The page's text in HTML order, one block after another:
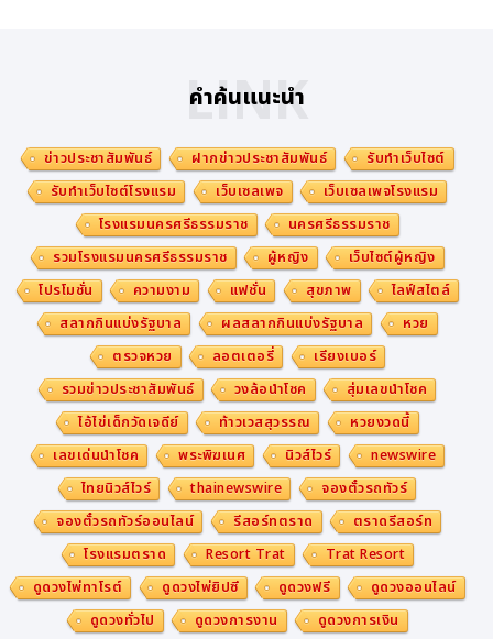
คำค้นแนะนำ
LINK
ข่าวประชาสัมพันธ์ ฝากข่าวประชาสัมพันธ์
รับทำเว็บไซต์
รับทำเว็บไซต์โรงแรม
เว็บเซลเพจ
เว็บเซลเพจโรงแรม
โรงแรมนครศรีธรรมราช
นครศรีธรรมราช
รวมโรงแรมนครศรีธรรมราช
ผู้หญิง
เว็บไซต์ผู้หญิง
โปรโมชั่น
ความงาม แฟชั่น สุขภาพ
ไลฟ์สไตล์
สลากกินแบ่งรัฐบาล
ผลสลากกินแบ่งรัฐบาล
หวย
ตรวจหวย
ลอตเตอรี่
เรียงเบอร์
รวมข่าวประชาสัมพันธ์
วงล้อนำโชค
สุ่มเลขนำโชค
ไอ้ไข่เด็กวัดเจดีย์
ท้าวเวสสุวรรณ
หวยงวดนี้
เลขเด่นนำโชค
พระพิฆเนศ นิวส์ไวร์
newswire
ไทยนิวส์ไวร์
thainewswire
จองตั๋วรถทัวร์
จองตั๋วรถทัวร์ออนไลน์
รีสอร์ทตราด
ตราดรีสอร์ท
โรงแรมตราด
Resort Trat
Trat Resort
ดูดวงไพ่ทาโรต์
ดูดวงไพ่ยิปซี ดูดวงฟรี
ดูดวงออนไลน์
ดูดวงทั่วไป
ดูดวงการงาน
ดูดวงการเงิน